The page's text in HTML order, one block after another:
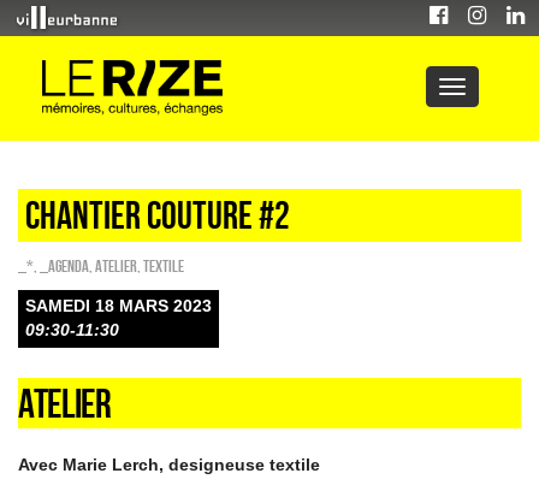
CHANTIER COUTURE #2
_* _Agenda Atelier Textile
SAMEDI 18 MARS 2023
09:30-11:30
ATELIER
Avec Marie Lerch, designeuse textile